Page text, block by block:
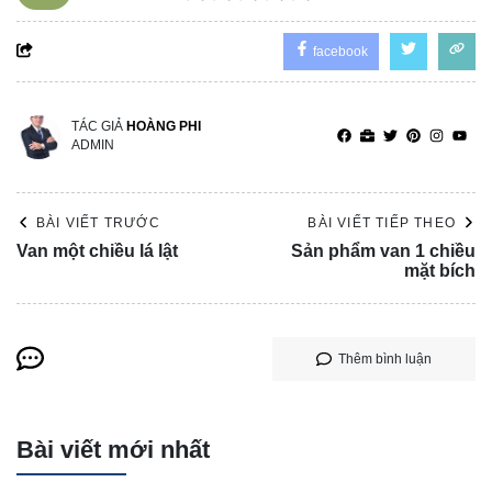
facebook
TÁC GIẢ HOÀNG PHI
ADMIN
BÀI VIẾT TRƯỚC
Van một chiều lá lật
BÀI VIẾT TIẾP THEO
Sản phẩm van 1 chiều
mặt bích
Thêm bình luận
Bài viết mới nhất